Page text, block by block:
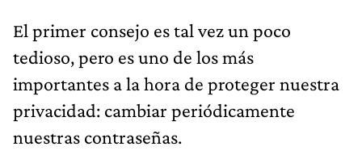
El primer consejo es tal vez un poco
tedioso, pero es uno de los más
importantes a la hora de proteger nuestra
privacidad: cambiar periódicamente
nuestras contraseñas.